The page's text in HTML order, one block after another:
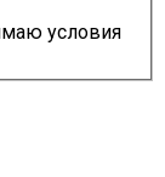
условия